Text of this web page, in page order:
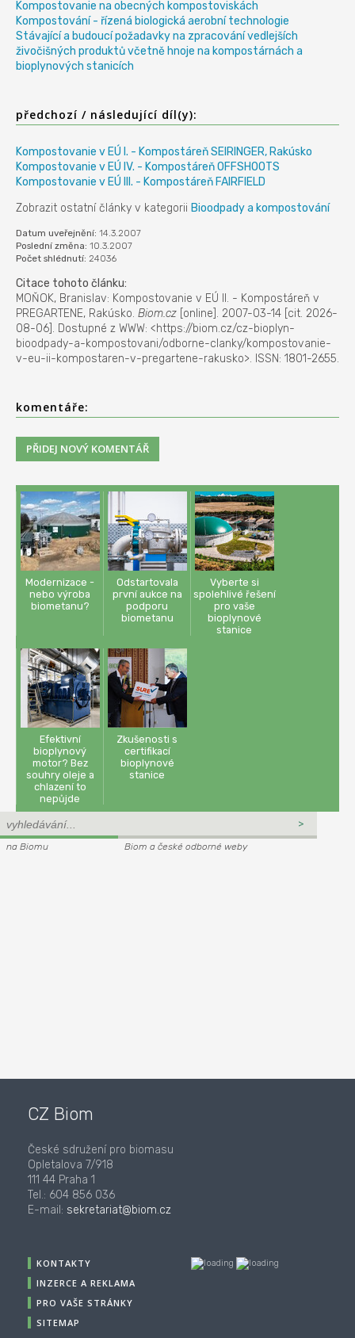
Kompostovanie na obecných kompostoviskách
Kompostování - řízená biologická aerobní technologie
Stávající a budoucí požadavky na zpracování vedlejších
živočišných produktů včetně hnoje na kompostárnách a
bioplynových stanicích
předchozí / následující díl(y):
Kompostovanie v EÚ I. - Kompostáreň SEIRINGER, Rakúsko
Kompostovanie v EÚ IV. - Kompostáreň OFFSHOOTS
Kompostovanie v EÚ III. - Kompostáreň FAIRFIELD
Zobrazit ostatní články v kategorii Bioodpady a kompostování
Datum uveřejnění: 14.3.2007
Poslední změna: 10.3.2007
Počet shlédnutí: 24036
Citace tohoto článku:
MOŇOK, Branislav: Kompostovanie v EÚ II. - Kompostáreň v
PREGARTENE, Rakúsko. Biom.cz [online]. 2007-03-14 [cit. 2026-
08-06]. Dostupné z WWW: <https://biom.cz/cz-bioplyn-
bioodpady-a-kompostovani/odborne-clanky/kompostovanie-
v-eu-ii-kompostaren-v-pregartene-rakusko>. ISSN: 1801-2655.
komentáře:
Modernizace -
nebo výroba
biometanu?
Odstartovala
první aukce na
podporu
biometanu
Vyberte si
spolehlivé řešení
pro vaše
bioplynové
stanice
Efektivní
bioplynový
motor? Bez
souhry oleje a
chlazení to
nepůjde
Zkušenosti s
certifikací
bioplynové
stanice
na Biomu Biom a české odborné weby
CZ Biom
České sdružení pro biomasu
Opletalova 7/918
111 44 Praha 1
Tel.: 604 856 036
E-mail: sekretariat@biom.cz
KONTAKTY
INZERCE A REKLAMA
PRO VAŠE STRÁNKY
SITEMAP